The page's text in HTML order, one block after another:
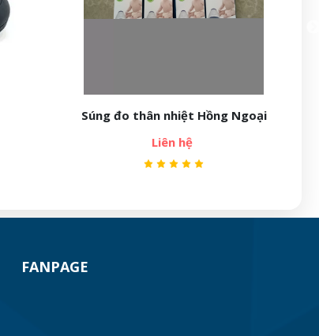
Súng đo thân nhiệt Hồng Ngoại
Liên hệ
FANPAGE